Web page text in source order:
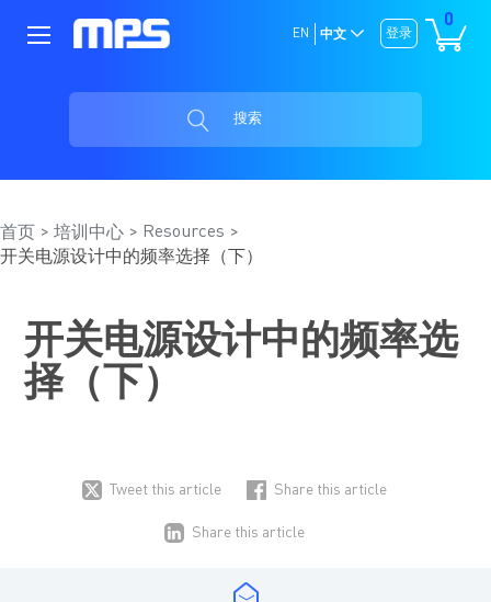
0
登录
EN 中文
搜索
首页 培训中心
Resources
开关电源设计中的频率选择（下）
开关电源设计中的频率选
择（下）
Tweet this article Share this article
Share this article